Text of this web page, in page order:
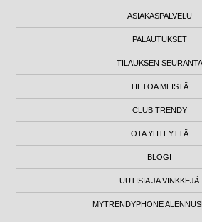
ASIAKASPALVELU
PALAUTUKSET
TILAUKSEN SEURANTA
TIETOA MEISTÄ
CLUB TRENDY
OTA YHTEYTTÄ
BLOGI
UUTISIA JA VINKKEJÄ
MYTRENDYPHONE